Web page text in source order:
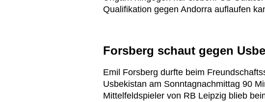
Qualifikation gegen Andorra auflaufen
Forsberg schaut gegen
Emil Forsberg durfte beim
Usbekistan am Sonntagnachmittag 90
Mittelfeldspieler von RB Leipzig blieb